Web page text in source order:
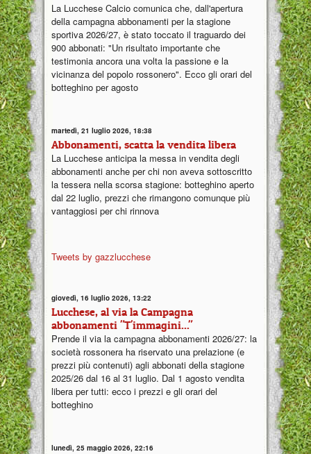
La Lucchese Calcio comunica che, dall'apertura
della campagna abbonamenti per la stagione
sportiva 2026/27, è stato toccato il traguardo dei
900 abbonati: "Un risultato importante che
testimonia ancora una volta la passione e la
vicinanza del popolo rossonero". Ecco gli orari del
botteghino per agosto
martedì, 21 luglio 2026, 18:38
Abbonamenti, scatta la vendita libera
La Lucchese anticipa la messa in vendita degli
abbonamenti anche per chi non aveva sottoscritto
la tessera nella scorsa stagione: botteghino aperto
dal 22 luglio, prezzi che rimangono comunque più
vantaggiosi per chi rinnova
Tweets by gazzlucchese
giovedì, 16 luglio 2026, 13:22
Lucchese, al via la Campagna
abbonamenti "T'immagini..."
Prende il via la campagna abbonamenti 2026/27: la
società rossonera ha riservato una prelazione (e
prezzi più contenuti) agli abbonati della stagione
2025/26 dal 16 al 31 luglio. Dal 1 agosto vendita
libera per tutti: ecco i prezzi e gli orari del
botteghino
lunedì, 25 maggio 2026, 22:16